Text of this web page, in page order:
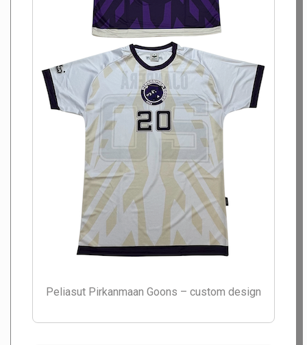
Peliasut Pirkanmaan Goons – custom design